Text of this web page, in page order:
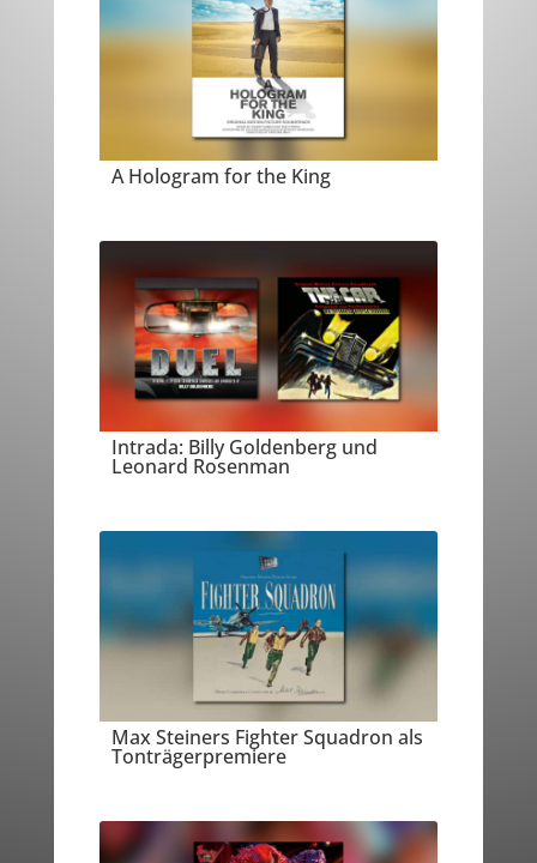
A Hologram for the King
Intrada: Billy Goldenberg und
Leonard Rosenman
Max Steiners Fighter Squadron als
Tonträgerpremiere